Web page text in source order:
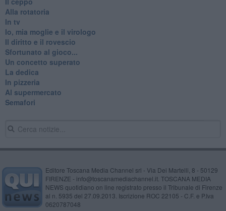
Alla rotatoria
In tv
Io, mia moglie e il virologo
Il diritto e il rovescio
Sfortunato al gioco...
Un concetto superato
La dedica
In pizzeria
Al supermercato
Semafori
Editore Toscana Media Channel srl - Via Dei Martelli, 8 - 50129
FIRENZE - info@toscanamediachannel.it. TOSCANA MEDIA
NEWS quotidiano on line registrato presso il Tribunale di Firenze
al n. 5935 del 27.09.2013. Iscrizione ROC 22105 - C.F. e P.Iva
0620787048